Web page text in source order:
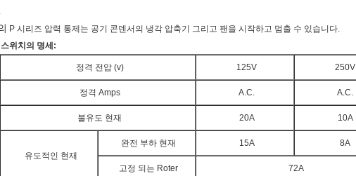
P 시리즈 압력 통제는 공기 콘덴서의 냉각 압축기 그리고 팬을 시작하고 멈출 수 있습니다.
위치의 명세:
정격 전압 (v) 125V 250V
정격 Amps A.C. A.C.
불유도 현재 20A 10A
유도적인 현재
완전 부하 현재 15A 8A
고정 되는 Roter 72A